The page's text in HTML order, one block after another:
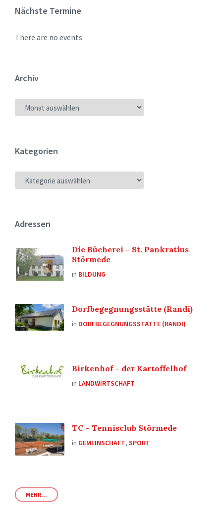
Nächste Termine
There are no events
Archiv
Kategorien
Adressen
Die Bücherei – St. Pankratius
Störmede
in BILDUNG
Dorfbegegnungsstätte (Randi)
in DORFBEGEGNUNGSSTÄTTE (RANDI)
Birkenhof – der Kartoffelhof
in LANDWIRTSCHAFT
TC – Tennisclub Störmede
in GEMEINSCHAFT, SPORT
MEHR...